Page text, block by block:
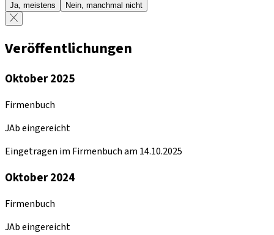
Ja, meistens Nein, manchmal nicht
Veröffentlichungen
Oktober 2025
Firmenbuch
JAb eingereicht
Eingetragen im Firmenbuch am 14.10.2025
Oktober 2024
Firmenbuch
JAb eingereicht